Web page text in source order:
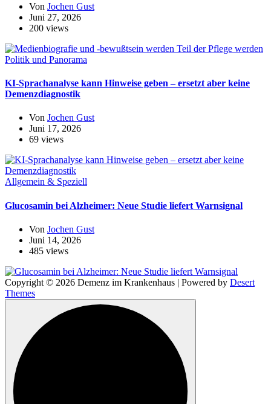
Von Jochen Gust
Juni 27, 2026
200 views
Politik und Panorama
KI-Sprachanalyse kann Hinweise geben – ersetzt aber keine
Demenzdiagnostik
Von Jochen Gust
Juni 17, 2026
69 views
Allgemein & Speziell
Glucosamin bei Alzheimer: Neue Studie liefert Warnsignal
Von Jochen Gust
Juni 14, 2026
485 views
Copyright © 2026 Demenz im Krankenhaus | Powered by Desert
Themes